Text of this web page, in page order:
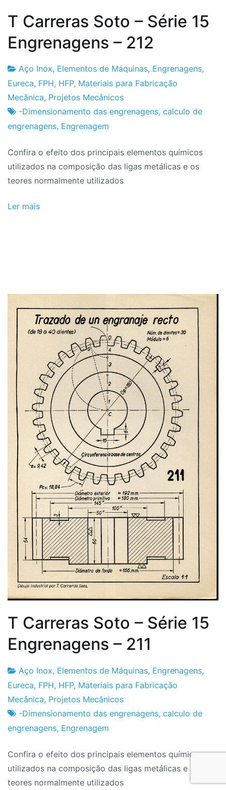
T Carreras Soto – Série 15
Engrenagens – 212
Fabrica
do
Projeto
19
de
Fevereiro
de
Aço Inox, Elementos de Máquinas, Engrenagens,
Eureca, FPH, HFP, Materiais para Fabricação
Mecânica, Projetos Mecânicos
-Dimensionamento das engrenagens, calculo de
engrenagens, Engrenagem
Confira o efeito dos principais elementos químicos
utilizados na composição das ligas metálicas e os
teores normalmente utilizados
Ler mais
T Carreras Soto – Série 15
Engrenagens – 211
Fabrica
do
Projeto
17
de
Fevereiro
de
Aço Inox, Elementos de Máquinas, Engrenagens,
Eureca, FPH, HFP, Materiais para Fabricação
Mecânica, Projetos Mecânicos
-Dimensionamento das engrenagens, calculo de
engrenagens, Engrenagem
Confira o efeito dos principais elementos químicos
utilizados na composição das ligas metálicas e os
teores normalmente utilizados